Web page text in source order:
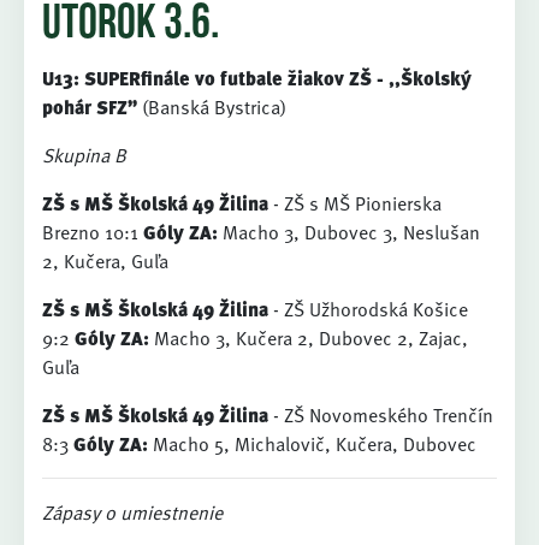
utorok 3.6.
U13: SUPERfinále vo futbale žiakov ZŠ - ,,Školský
pohár SFZ” (Banská Bystrica)
Skupina B
ZŠ s MŠ Školská 49 Žilina- ZŠ s MŠ Pionierska
Brezno 10:1 Góly ZA: Macho 3, Dubovec 3, Neslušan
2, Kučera, Guľa
ZŠ s MŠ Školská 49 Žilina- ZŠ Užhorodská Košice
9:2 Góly ZA: Macho 3, Kučera 2, Dubovec 2, Zajac,
Guľa
ZŠ s MŠ Školská 49 Žilina- ZŠ Novomeského Trenčín
8:3Góly ZA: Macho 5, Michalovič, Kučera, Dubovec
Zápasy o umiestnenie